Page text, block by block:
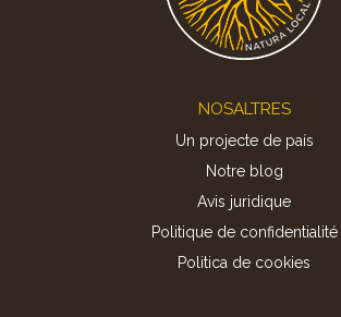
NOSALTRES
Un projecte de país
Notre blog
Avis juridique
Politique de confidentialité
Politica de cookies